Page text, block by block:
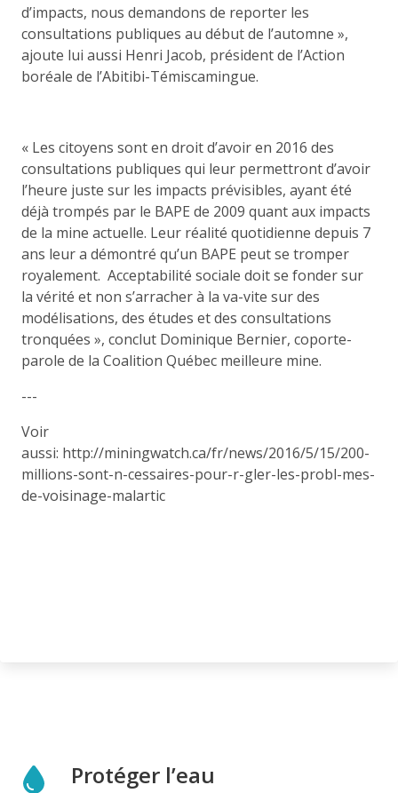
d’impacts, nous demandons de reporter les
consultations publiques au début de l’automne »,
ajoute lui aussi Henri Jacob, président de l’Action
boréale de l’Abitibi-Témiscamingue.
« Les citoyens sont en droit d’avoir en 2016 des
consultations publiques qui leur permettront d’avoir
l’heure juste sur les impacts prévisibles, ayant été
déjà trompés par le BAPE de 2009 quant aux impacts
de la mine actuelle. Leur réalité quotidienne depuis 7
ans leur a démontré qu’un BAPE peut se tromper
royalement. Acceptabilité sociale doit se fonder sur
la vérité et non s’arracher à la va-vite sur des
modélisations, des études et des consultations
tronquées », conclut Dominique Bernier, coporte-
parole de la Coalition Québec meilleure mine.
---
Voir
aussi: http://miningwatch.ca/fr/news/2016/5/15/200-
millions-sont-n-cessaires-pour-r-gler-les-probl-mes-
de-voisinage-malartic
Protéger l’eau